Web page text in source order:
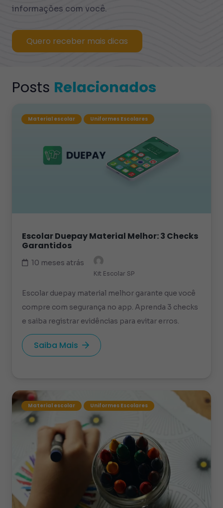
informações com você.
Quero receber mais dicas
Posts Relacionados
Material escolar Uniformes Escolares
Escolar Duepay Material Melhor: 3 Checks
Garantidos
10 meses atrás
Kit Escolar SP
Escolar duepay material melhor garante que você
compre com segurança no app. Aprenda 3 checks
e saiba registrar evidências para evitar erros.
Saiba Mais
Material escolar Uniformes Escolares